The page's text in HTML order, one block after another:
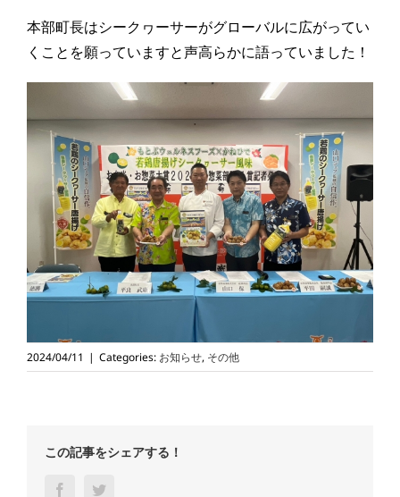
本部町長はシークヮーサーがグローバルに広がってい
くことを願っていますと声高らかに語っていました！
2024/04/11 | Categories: お知らせ, その他
この記事をシェアする！
Facebook